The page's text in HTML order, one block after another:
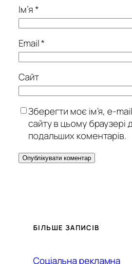
Ім’я*
Email*
Сайт
Зберегти моє ім’я, e-
сайту в цьому браузері
подальших коментарів.
БІЛЬШЕ ЗАПИСІВ
Соціальна рекламна